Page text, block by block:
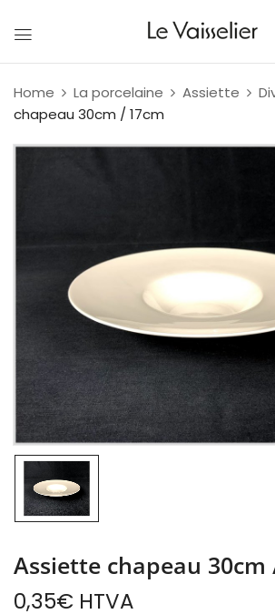
Home La porcelaine Assiette
chapeau 30cm / 17cm
Assiette chapeau 30cm
0,35€ HTVA